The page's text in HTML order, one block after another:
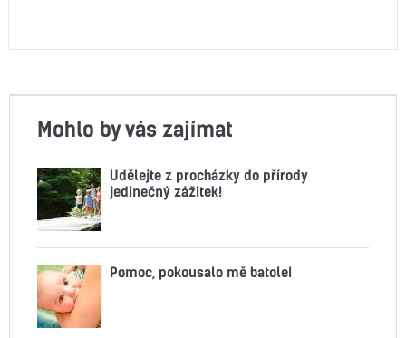
Mohlo by vás zajímat
Udělejte z procházky do přírody
jedinečný zážitek!
Pomoc, pokousalo mě batole!